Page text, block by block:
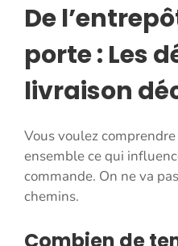
De
porte : Les
livraison
Vous voulez
ensemble ce qui
commande. On ne va
chemins.